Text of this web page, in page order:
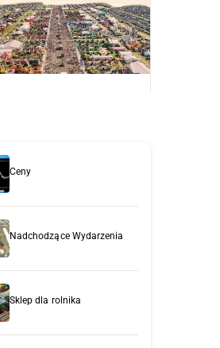
Ceny
Nadchodzące Wydarzenia
Sklep dla rolnika